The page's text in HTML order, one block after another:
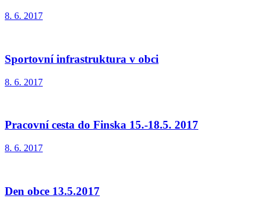
8. 6. 2017
Sportovní infrastruktura v obci
8. 6. 2017
Pracovní cesta do Finska 15.-18.5. 2017
8. 6. 2017
Den obce 13.5.2017